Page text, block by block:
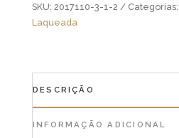
SKU: 2017110-3-1-2 Categorias:
Laqueada
DESCRIÇÃO
INFORMAÇÃO ADICIONAL